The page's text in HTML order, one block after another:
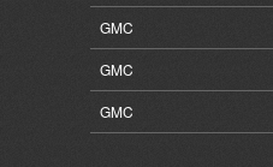
GMC
GMC
GMC